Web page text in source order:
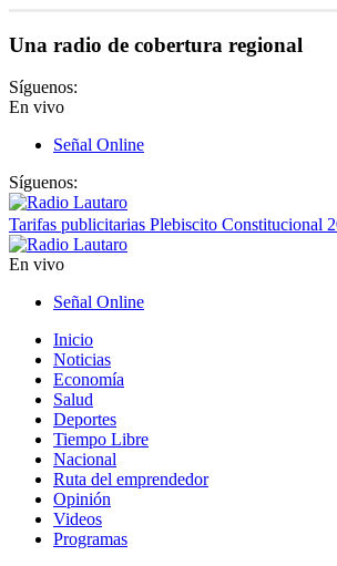
Una radio de cobertura regional
Síguenos:
En vivo
Señal Online
Síguenos:
Tarifas publicitarias Plebiscito Constitucional
En vivo
Señal Online
Inicio
Noticias
Economía
Salud
Deportes
Tiempo Libre
Nacional
Ruta del emprendedor
Opinión
Videos
Programas